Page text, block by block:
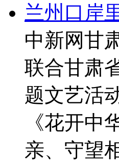
兰州口岸
中新网甘
联合甘肃
题文艺活
《花开
亲、守望